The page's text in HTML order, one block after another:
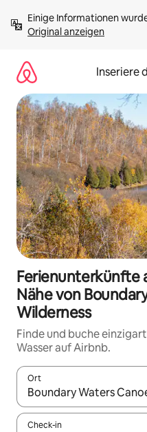
Inhalten
springenOriginal anzeigen
Inseriere
Ferienunterkünfte
Nähe von
Wilderness
Finde und buche
Wasser auf Airbnb.
Ort
Wenn Ergebnisse
Check-in